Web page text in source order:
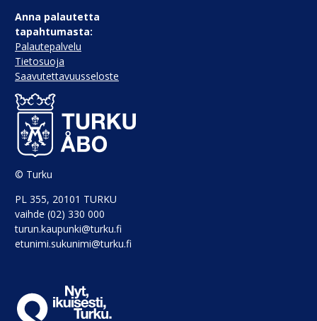
Anna palautetta
tapahtumasta:
Palautepalvelu
Tietosuoja
Saavutettavuusseloste
© Turku
PL 355, 20101 TURKU
vaihde (02) 330 000
turun.kaupunki@turku.fi
etunimi.sukunimi@turku.fi